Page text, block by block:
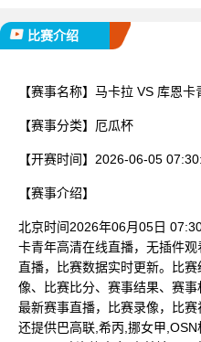
比赛介绍
【赛事名称】 马卡拉 VS 库恩卡
【赛事分类】 厄瓜杯
【开赛时间】 2026-06-05
【赛事介绍】
北京时间2026年06月05日
卡青年高清在线直播，无插件
直播，比赛数据实时更新。比
像、比赛比分、赛事结果、赛
最新赛事直播，比赛录像，比
还提供巴高联,希丙,挪女甲